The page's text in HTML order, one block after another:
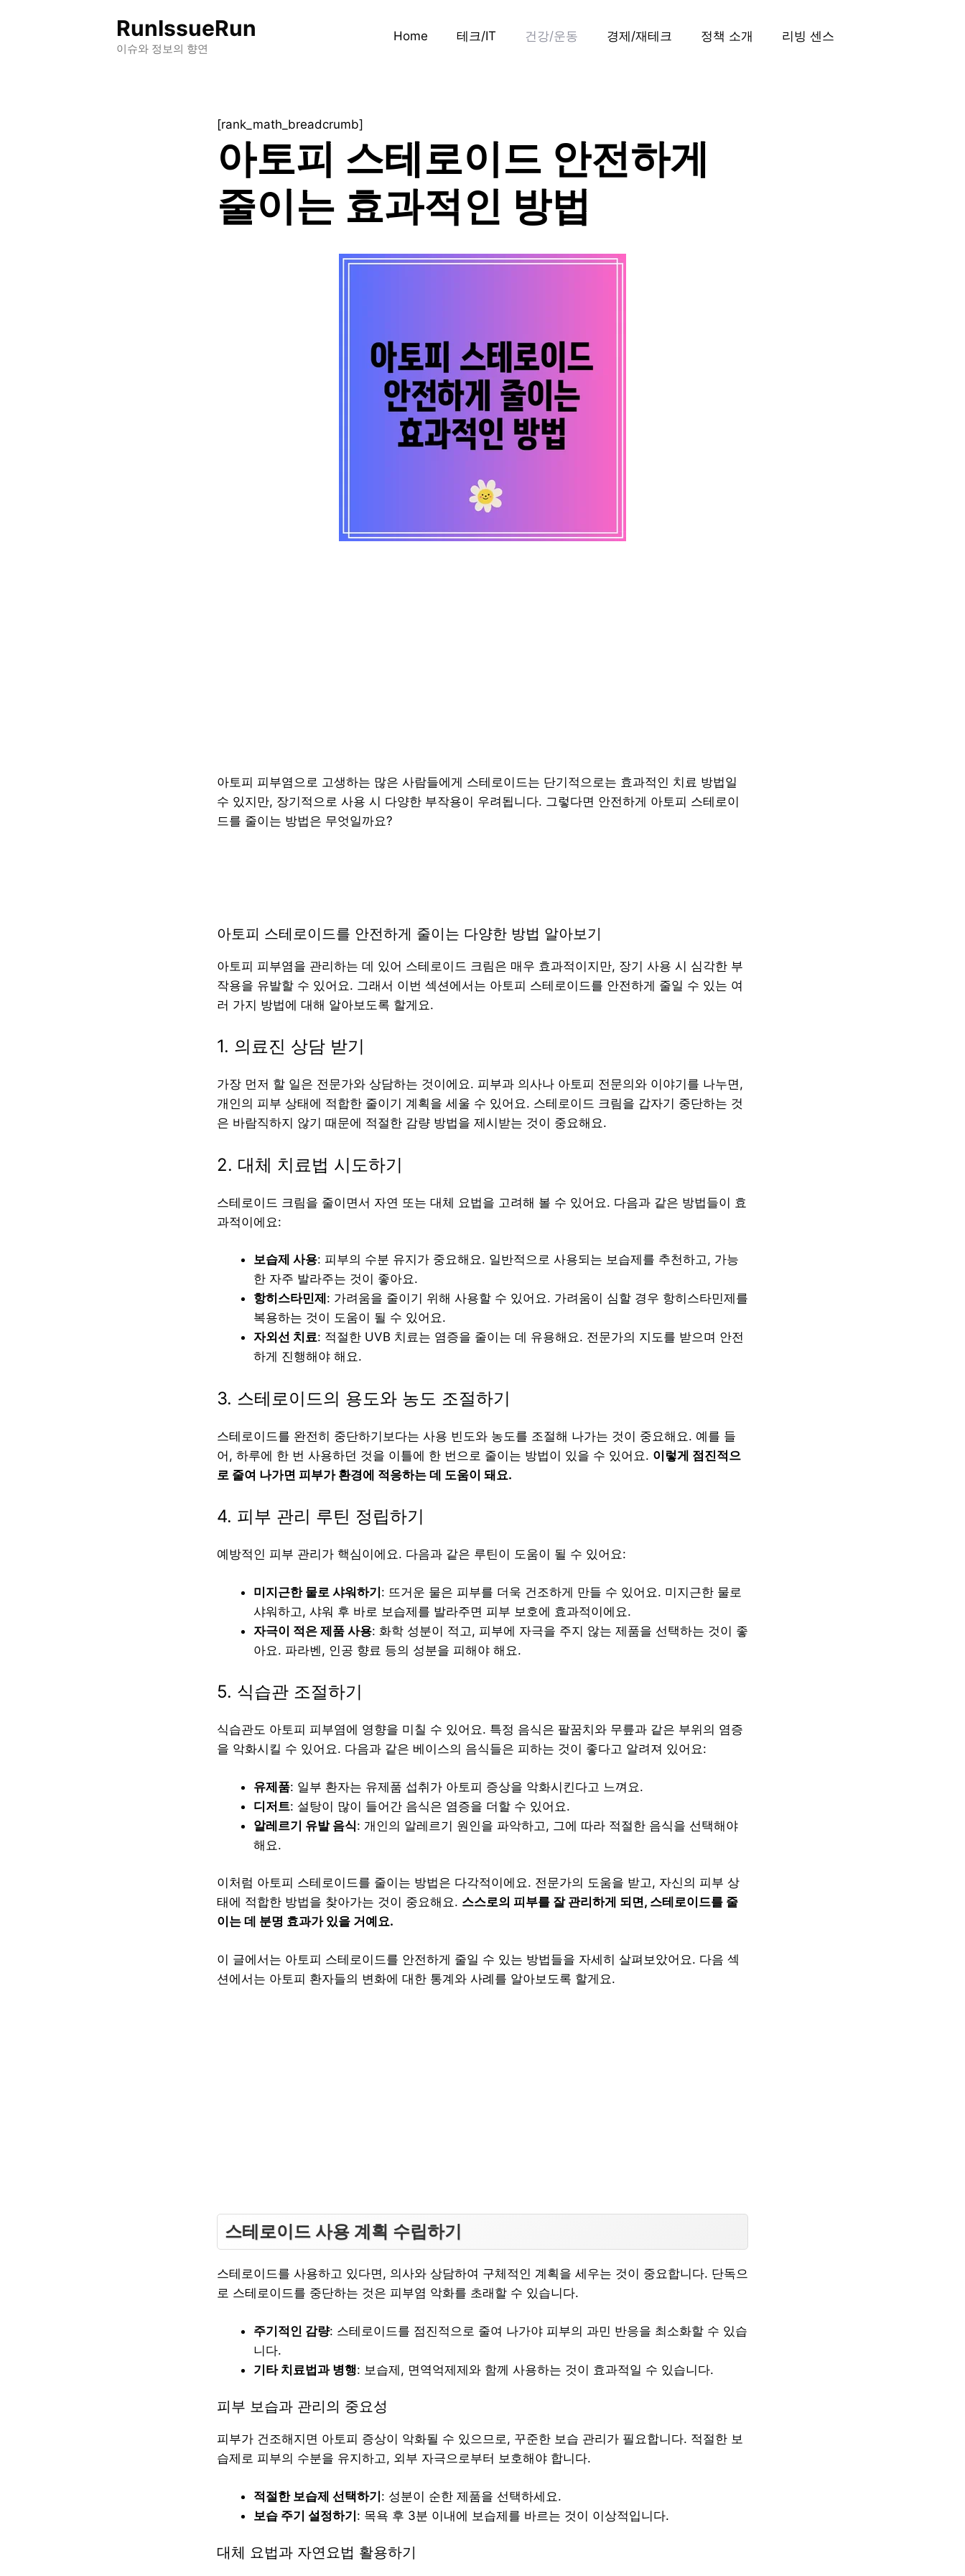
RunIssueRun
이슈와 정보의 향연
Home 테크/IT 건강/운동 경제/재테크 정책 소개 리빙 센스
[rank_math_breadcrumb]
아토피 스테로이드 안전하게
줄이는 효과적인 방법
아토피 피부염으로 고생하는 많은 사람들에게 스테로이드는 단기적으로는 효과적인 치료 방법일
수 있지만, 장기적으로 사용 시 다양한 부작용이 우려됩니다. 그렇다면 안전하게 아토피 스테로이
드를 줄이는 방법은 무엇일까요?
아토피 스테로이드를 안전하게 줄이는 다양한 방법 알아보기
아토피 피부염을 관리하는 데 있어 스테로이드 크림은 매우 효과적이지만, 장기 사용 시 심각한 부
작용을 유발할 수 있어요. 그래서 이번 섹션에서는 아토피 스테로이드를 안전하게 줄일 수 있는 여
러 가지 방법에 대해 알아보도록 할게요.
1. 의료진 상담 받기
가장 먼저 할 일은 전문가와 상담하는 것이에요. 피부과 의사나 아토피 전문의와 이야기를 나누면,
개인의 피부 상태에 적합한 줄이기 계획을 세울 수 있어요. 스테로이드 크림을 갑자기 중단하는 것
은 바람직하지 않기 때문에 적절한 감량 방법을 제시받는 것이 중요해요.
2. 대체 치료법 시도하기
스테로이드 크림을 줄이면서 자연 또는 대체 요법을 고려해 볼 수 있어요. 다음과 같은 방법들이 효
과적이에요:
보습제 사용: 피부의 수분 유지가 중요해요. 일반적으로 사용되는 보습제를 추천하고, 가능
한 자주 발라주는 것이 좋아요.
항히스타민제 : 가려움을 줄이기 위해 사용할 수 있어요. 가려움이 심할 경우 항히스타민제를
복용하는 것이 도움이 될 수 있어요.
자외선 치료: 적절한 UVB 치료는 염증을 줄이는 데 유용해요. 전문가의 지도를 받으며 안전
하게 진행해야 해요.
3. 스테로이드의 용도와 농도 조절하기
스테로이드를 완전히 중단하기보다는 사용 빈도와 농도를 조절해 나가는 것이 중요해요. 예를 들
어, 하루에 한 번 사용하던 것을 이틀에 한 번으로 줄이는 방법이 있을 수 있어요. 이렇게 점진적으
로 줄여 나가면 피부가 환경에 적응하는 데 도움이 돼요.
4. 피부 관리 루틴 정립하기
예방적인 피부 관리가 핵심이에요. 다음과 같은 루틴이 도움이 될 수 있어요:
미지근한 물로 샤워하기: 뜨거운 물은 피부를 더욱 건조하게 만들 수 있어요. 미지근한 물로
샤워하고, 샤워 후 바로 보습제를 발라주면 피부 보호에 효과적이에요.
자극이 적은 제품 사용: 화학 성분이 적고, 피부에 자극을 주지 않는 제품을 선택하는 것이 좋
아요. 파라벤, 인공 향료 등의 성분을 피해야 해요.
5. 식습관 조절하기
식습관도 아토피 피부염에 영향을 미칠 수 있어요. 특정 음식은 팔꿈치와 무릎과 같은 부위의 염증
을 악화시킬 수 있어요. 다음과 같은 베이스의 음식들은 피하는 것이 좋다고 알려져 있어요:
유제품: 일부 환자는 유제품 섭취가 아토피 증상을 악화시킨다고 느껴요.
디저트: 설탕이 많이 들어간 음식은 염증을 더할 수 있어요.
알레르기 유발 음식: 개인의 알레르기 원인을 파악하고, 그에 따라 적절한 음식을 선택해야
해요.
이처럼 아토피 스테로이드를 줄이는 방법은 다각적이에요. 전문가의 도움을 받고, 자신의 피부 상
태에 적합한 방법을 찾아가는 것이 중요해요. 스스로의 피부를 잘 관리하게 되면, 스테로이드를 줄
이는 데 분명 효과가 있을 거예요.
이 글에서는 아토피 스테로이드를 안전하게 줄일 수 있는 방법들을 자세히 살펴보았어요. 다음 섹
션에서는 아토피 환자들의 변화에 대한 통계와 사례를 알아보도록 할게요.
스테로이드 사용 계획 수립하기
스테로이드를 사용하고 있다면, 의사와 상담하여 구체적인 계획을 세우는 것이 중요합니다. 단독으
로 스테로이드를 중단하는 것은 피부염 악화를 초래할 수 있습니다.
주기적인 감량: 스테로이드를 점진적으로 줄여 나가야 피부의 과민 반응을 최소화할 수 있습
니다.
기타 치료법과 병행: 보습제, 면역억제제와 함께 사용하는 것이 효과적일 수 있습니다.
피부 보습과 관리의 중요성
피부가 건조해지면 아토피 증상이 악화될 수 있으므로, 꾸준한 보습 관리가 필요합니다. 적절한 보
습제로 피부의 수분을 유지하고, 외부 자극으로부터 보호해야 합니다.
적절한 보습제 선택하기: 성분이 순한 제품을 선택하세요.
보습 주기 설정하기: 목욕 후 3분 이내에 보습제를 바르는 것이 이상적입니다.
대체 요법과 자연요법 활용하기